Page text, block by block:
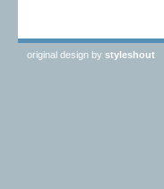
original design by styleshout